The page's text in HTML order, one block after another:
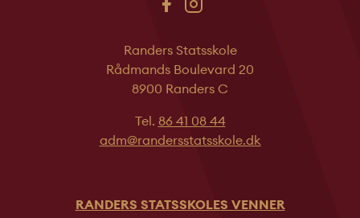
Randers Statsskole
Rådmands Boulevard 20
8900 Randers C
Tel. 86 41 08 44
adm@randersstatsskole.dk
RANDERS STATSSKOLES VENNER